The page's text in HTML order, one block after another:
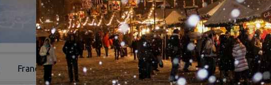
France Luxembourg Allemagne Pays-Bas Suisse